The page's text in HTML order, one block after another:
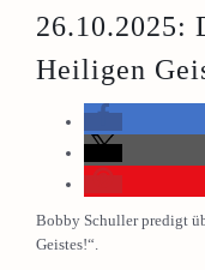
26.10.2025:
Heiligen
Bobby Schuller predigt
Geistes!“.